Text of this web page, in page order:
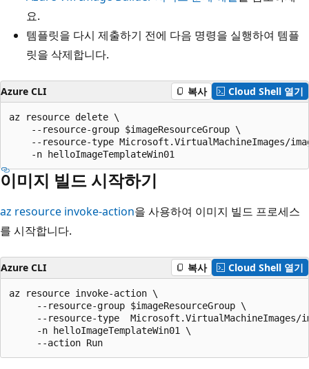
요.
템플릿을 다시 제출하기 전에 다음 명령을 실행하여 템플
릿을 삭제합니다.
Azure CLI 복사 Cloud Shell 열기
az resource delete \
    --resource-group $imageResourceGroup \
--resource-type Microsoft.VirtualMachineImages/
이미지 빌드 시작하기
az resource invoke-action을 사용하여 이미지 빌드 프로세스
를 시작합니다.
Azure CLI 복사 Cloud Shell 열기
az resource invoke-action \
     --resource-group $imageResourceGroup \
--resource-type  Microsoft.VirtualMachineImages/
     -n helloImageTemplateWin01 \